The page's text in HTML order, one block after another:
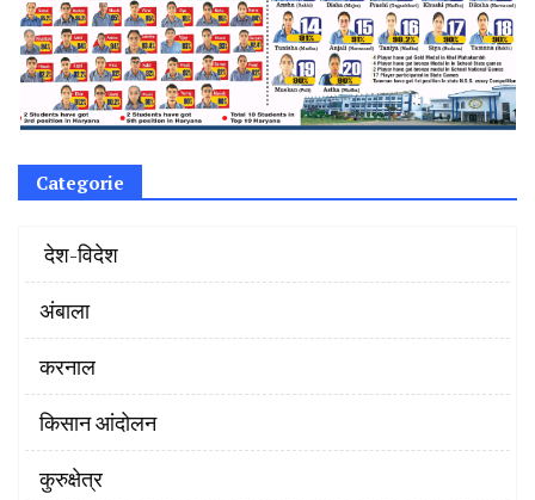
Categorie
‌ देश-विदेश
अंबाला
करनाल
किसान आंदोलन
कुरुक्षेत्र